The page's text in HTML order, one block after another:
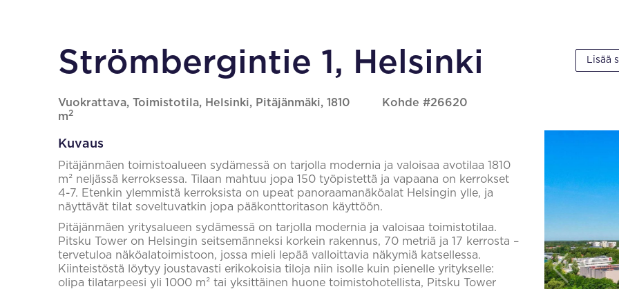
Strömbergintie 1, Helsinki
Vuokrattava, Toimistotila, Helsinki, Pitäjänmäki, 1810
m2
Kohde #26620
Lisää
Kuvaus
Pitäjänmäen toimistoalueen sydämessä on tarjolla modernia ja valoisaa avotilaa 1810
m² neljässä kerroksessa. Tilaan mahtuu jopa 150 työpistettä ja vapaana on kerrokset
4-7. Etenkin ylemmistä kerroksista on upeat panoraamanäköalat Helsingin ylle, ja
näyttävät tilat soveltuvatkin jopa pääkonttoritason käyttöön.
Pitäjänmäen yritysalueen sydämessä on tarjolla modernia ja valoisaa toimistotilaa.
Pitsku Tower on Helsingin seitsemänneksi korkein rakennus, 70 metriä ja 17 kerrosta –
tervetuloa näköalatoimistoon, jossa mieli lepää valloittavia näkymiä katsellessa.
Kiinteistöstä löytyy joustavasti erikokoisia tiloja niin isolle kuin pienelle yritykselle:
olipa tilatarpeesi yli 1000 m² tai yksittäinen huone toimistohotellista, Pitsku Tower